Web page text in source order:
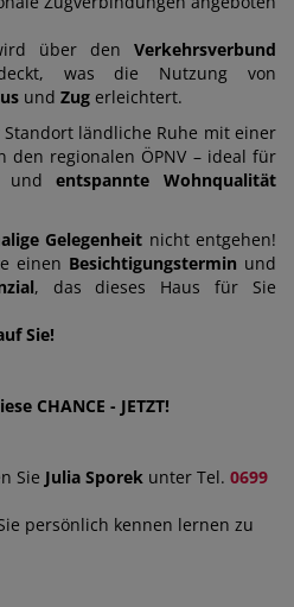
über den Verkehrsverbund
was die Nutzung von
und Zug erleichtert.
ländliche Ruhe mit einer
den regionalen ÖPNV – ideal für
undentspannte
Wohnqualität
Gelegenheit nicht entgehen!
einen Besichtigungstermin und
, das dieses Haus für Sie
Sie!
CHANCE - JETZT!
Sie Julia Sporek unter Tel. 0699
persönlich kennen lernen zu